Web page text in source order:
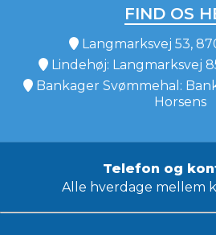
FIND OS
Langmarksvej 53,
Lindehøj: Langmarksvej
Bankager Svømmehal:
Horsens
Telefon og
Alle hverdage mellem